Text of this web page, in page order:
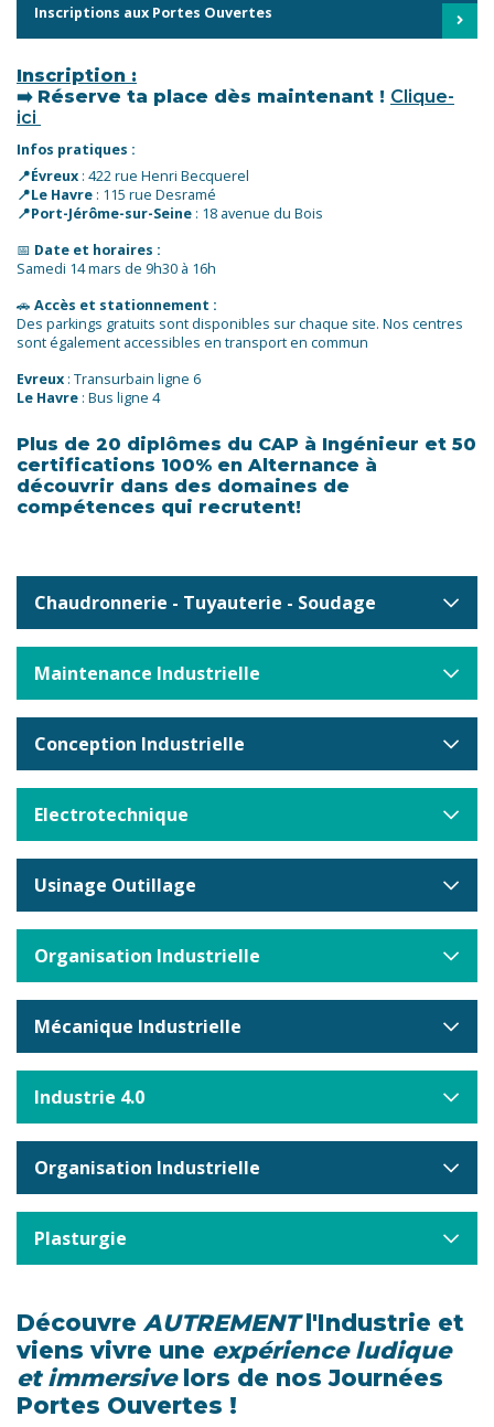
Inscriptions aux Portes Ouvertes
Inscription :
➡️ Réserve ta place dès maintenant ! Clique-
ici
Infos pratiques :
📍Évreux : 422 rue Henri Becquerel
📍Le Havre : 115 rue Desramé
📍Port-Jérôme-sur-Seine : 18 avenue du Bois
📅 Date et horaires :
Samedi 14 mars de 9h30 à 16h
🚗 Accès et stationnement :
Des parkings gratuits sont disponibles sur chaque site. Nos centres
sont également accessibles en transport en commun
Evreux : Transurbain ligne 6
Le Havre : Bus ligne 4
Plus de 20 diplômes du CAP à Ingénieur et 50
certifications 100% en Alternance à
découvrir dans des domaines de
compétences qui recrutent!
Chaudronnerie - Tuyauterie - Soudage
Maintenance Industrielle
Conception Industrielle
Electrotechnique
Usinage Outillage
Organisation Industrielle
Mécanique Industrielle
Industrie 4.0
Organisation Industrielle
Plasturgie
Découvre AUTREMENTl'Industrie et
viens vivre une expérience ludique
et immersivelors de nos Journées
Portes Ouvertes !